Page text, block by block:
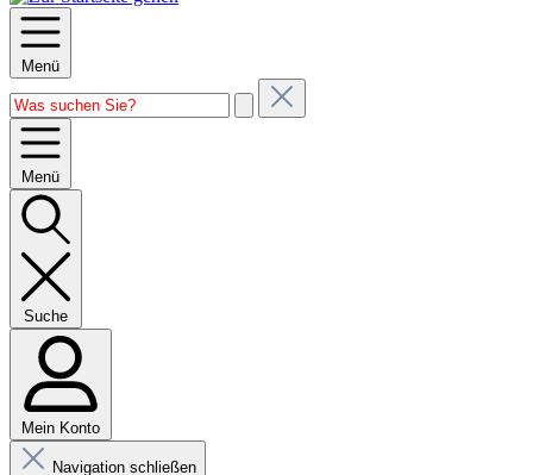
Menü
Menü
Suche
Mein Konto
Navigation schließen